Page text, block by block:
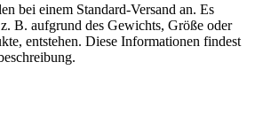
bei einem Standard-Versand an. Es
B. aufgrund des Gewichts, Größe oder
entstehen. Diese Informationen findest